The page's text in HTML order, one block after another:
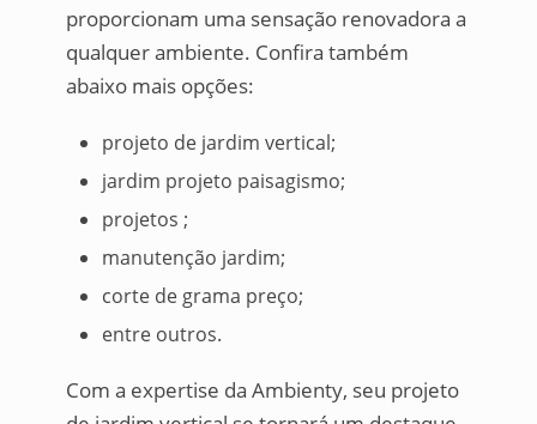
proporcionam uma sensação renovadora a
qualquer ambiente. Confira também
abaixo mais opções:
projeto de jardim vertical;
jardim projeto paisagismo;
projetos ;
manutenção jardim;
corte de grama preço;
entre outros.
Com a expertise da Ambienty, seu projeto